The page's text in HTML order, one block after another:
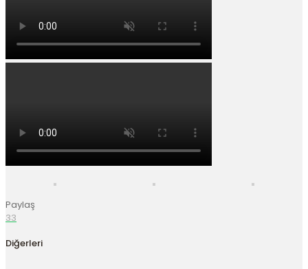
Paylaş
33
Diğerleri